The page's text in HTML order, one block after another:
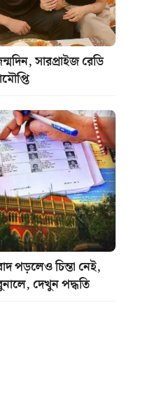
সারপ্রাইজ রেডি
পড়লেও চিন্তা নেই,
দেখুন পদ্ধতি